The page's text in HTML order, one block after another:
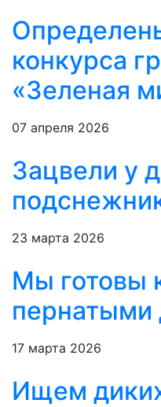
конкурса
«Зеленая
07 апреля 2026
Зацвели у
23 марта 2026
Мы готовы
пернатыми
17 марта 2026
Ищем